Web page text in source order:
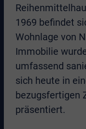
1969 befindet
Wohnlage von
Immobilie
umfassend
sich heute in
bezugsfertigen
präsentiert.